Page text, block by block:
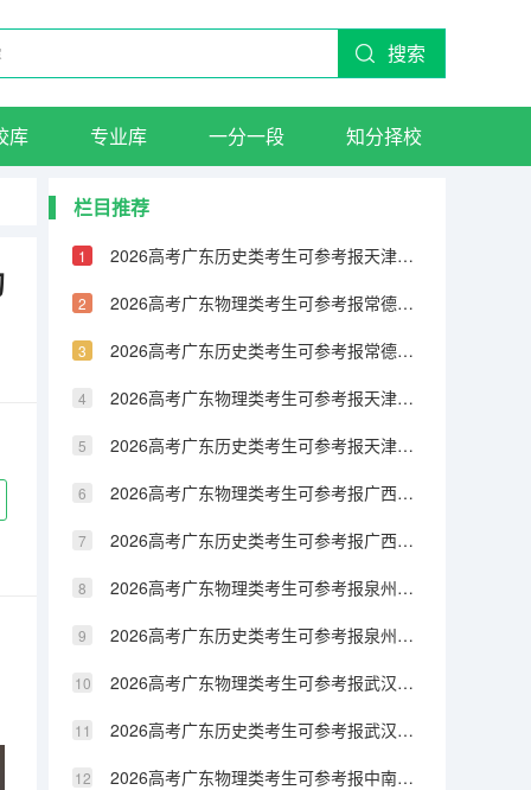
搜索
库 专业库 一分一段 知分择校
栏目推荐
2026高考广东历史类考生可参考报天津城市建设管理职业技术学院的专业汇总
2026高考广东物理类考生可参考报常德职业技术学院的专业汇总
2026高考广东历史类考生可参考报常德职业技术学院的专业汇总
2026高考广东物理类考生可参考报天津铁道职业技术学院的专业汇总
2026高考广东历史类考生可参考报天津铁道职业技术学院的专业汇总
2026高考广东物理类考生可参考报广西民族大学相思湖学院的专业汇总
2026高考广东历史类考生可参考报广西民族大学相思湖学院的专业汇总
2026高考广东物理类考生可参考报泉州纺织服装职业学院的专业汇总
2026高考广东历史类考生可参考报泉州纺织服装职业学院的专业汇总
2026高考广东物理类考生可参考报武汉生物工程学院的专业汇总
2026高考广东历史类考生可参考报武汉生物工程学院的专业汇总
2026高考广东物理类考生可参考报中南林业科技大学涉外学院的专业汇总